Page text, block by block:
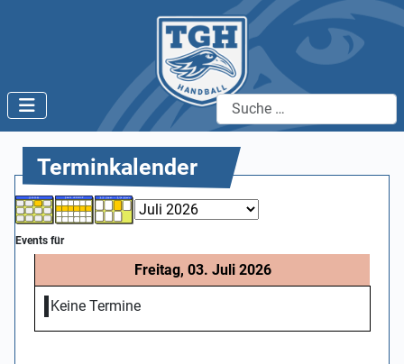
Suchen
Terminkalender
Events für
Freitag, 03. Juli 2026
Keine Termine